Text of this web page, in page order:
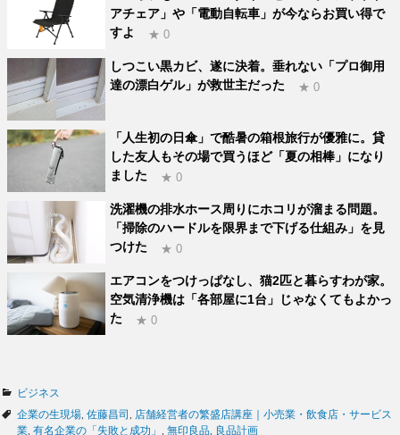
アチェア」や「電動自転車」が今ならお買い得で
すよ
★ 0
しつこい黒カビ、遂に決着。垂れない「プロ御用
達の漂白ゲル」が救世主だった
★ 0
「人生初の日傘」で酷暑の箱根旅行が優雅に。貸
した友人もその場で買うほど「夏の相棒」になり
ました
★ 0
洗濯機の排水ホース周りにホコリが溜まる問題。
「掃除のハードルを限界まで下げる仕組み」を見
つけた
★ 0
エアコンをつけっぱなし、猫2匹と暮らすわが家。
空気清浄機は「各部屋に1台」じゃなくてもよかっ
た
★ 0
カ
テ
ゴ
ビジネス
タ
グ
企業の生現場 佐藤昌司
店舗経営者の繁盛店講座｜小売業・飲食店・サービス
業 有名企業の「失敗と成功」 無印良品 良品計画